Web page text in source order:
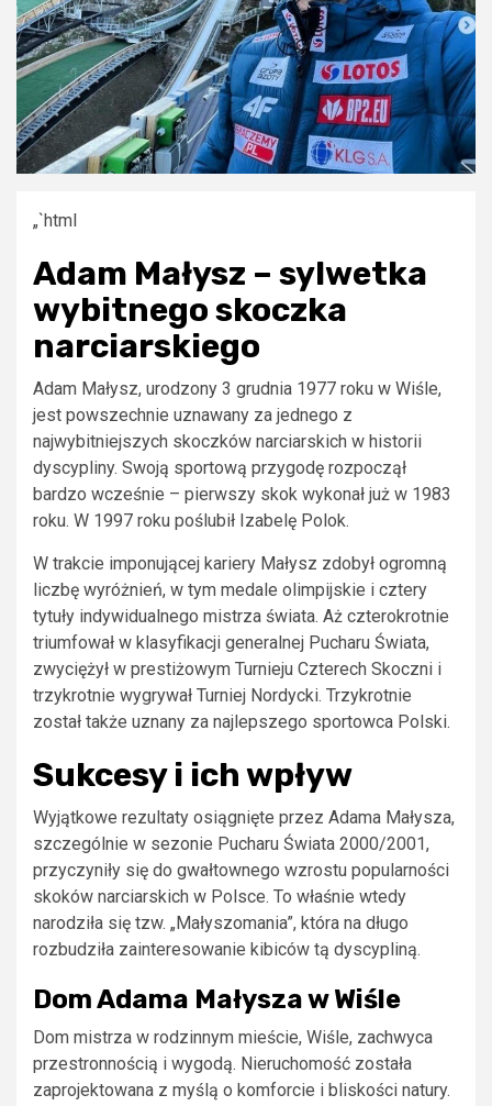
„`html
Adam Małysz – sylwetka
wybitnego skoczka
narciarskiego
Adam Małysz, urodzony 3 grudnia 1977 roku w Wiśle,
jest powszechnie uznawany za jednego z
najwybitniejszych skoczków narciarskich w historii
dyscypliny. Swoją sportową przygodę rozpoczął
bardzo wcześnie – pierwszy skok wykonał już w 1983
roku. W 1997 roku poślubił Izabelę Polok.
W trakcie imponującej kariery Małysz zdobył ogromną
liczbę wyróżnień, w tym medale olimpijskie i cztery
tytuły indywidualnego mistrza świata. Aż czterokrotnie
triumfował w klasyfikacji generalnej Pucharu Świata,
zwyciężył w prestiżowym Turnieju Czterech Skoczni i
trzykrotnie wygrywał Turniej Nordycki. Trzykrotnie
został także uznany za najlepszego sportowca Polski.
Sukcesy i ich wpływ
Wyjątkowe rezultaty osiągnięte przez Adama Małysza,
szczególnie w sezonie Pucharu Świata 2000/2001,
przyczyniły się do gwałtownego wzrostu popularności
skoków narciarskich w Polsce. To właśnie wtedy
narodziła się tzw. „Małyszomania”, która na długo
rozbudziła zainteresowanie kibiców tą dyscypliną.
Dom Adama Małysza w Wiśle
Dom mistrza w rodzinnym mieście, Wiśle, zachwyca
przestronnością i wygodą. Nieruchomość została
zaprojektowana z myślą o komforcie i bliskości natury.